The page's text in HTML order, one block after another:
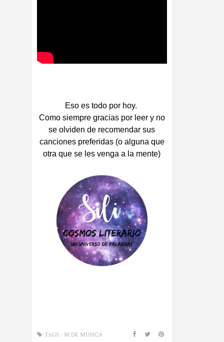
Eso es todo por hoy.
Como siempre gracias por leer y no
se olviden de recomendar sus
canciones preferidas (o alguna que
otra que se les venga a la mente)
TAGS : M DE MÚSICA